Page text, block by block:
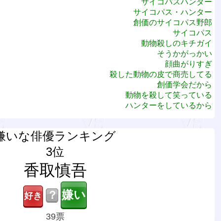
サイコパス・ハンター
創価のサイコパス野郎
サイコパス
動物殺しのキチガイ
そうかがっかい
顔曲がりすぎ
殺した動物の皮で商売してる
創価学会だから
動物を殺して笑っている
ハンターをしているから
いな俳優ランキング
3位
香取慎吾
？
39票